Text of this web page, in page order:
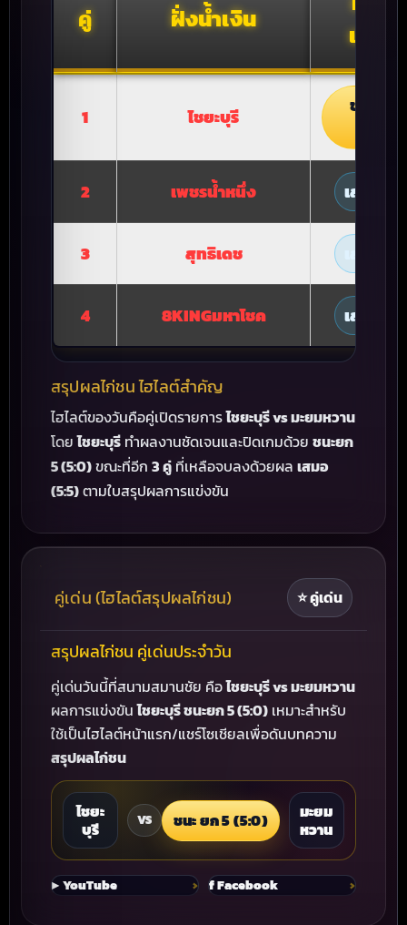
คู่ ฝั่งน้ำเงิน
แข่ง
1 ไชยะบุรี
ชนะ ยก
2 เพชรน้ำหนึ่ง เสมอ
3 สุทธิเดช
4 8KINGมหาโชค เสมอ
สรุปผลไก่ชน ไฮไลต์สำคัญ
ไฮไลต์ของวันคือคู่เปิดรายการไชยะบุรี vs มะยมหวาน
โดยไชยะบุรี ทำผลงานชัดเจนและปิดเกมด้วย ชนะยก
5 (5:0)ขณะที่อีก 3 คู่ ที่เหลือจบลงด้วยผล เสมอ
(5:5)ตามใบสรุปผลการแข่งขัน
คู่เด่น (ไฮไลต์สรุปผลไก่ชน) ⭐ คู่เด่น
สรุปผลไก่ชน คู่เด่นประจำวัน
คู่เด่นวันนี้ที่สนามสมานชัย คือไชยะบุรี vs มะยมหวาน
ผลการแข่งขันไชยะบุรี ชนะยก 5 (5:0) เหมาะสำหรับ
ใช้เป็นไฮไลต์หน้าแรก/แชร์โซเชียลเพื่อดันบทความ
สรุปผลไก่ชน
ไชยะ
บุรี
VS ชนะ ยก 5 (5:0)
มะยม
หวาน
▶️ YouTube f Facebook